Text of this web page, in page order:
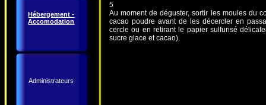
Hébergement -
Accomodation
Administrateurs
5
Au moment de déguster, sortir les moules du
cacao poudre avant de les décercler en
cercle ou en retirant le papier sulfurisé
sucre glace et cacao).